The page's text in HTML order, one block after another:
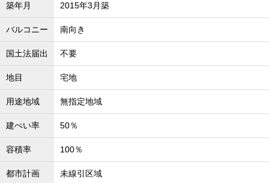
築年月 2015年3月築
バルコニー 南向き
国土法届出 不要
地目 宅地
用途地域 無指定地域
建ぺい率 50％
容積率 100％
都市計画 未線引区域
東京全域エリアの土地
神奈川全域エリア
神奈川全域エリアの中古一戸建
神奈川全域エリアのマンション
神奈川全域エリアの土地
沖縄全域エリア
沖縄全域エリアの新築一戸建
沖縄全域エリアの中古一戸建
沖縄全域エリアの土地